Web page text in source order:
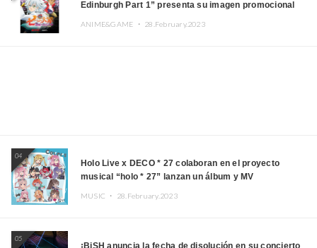
Edinburgh Part 1” presenta su imagen promocional
ANIME&GAME ・ 28.February.2023
04
Holo Live x DECO * 27 colaboran en el proyecto
musical “holo * 27” lanzan un álbum y MV
MUSIC ・ 28.February.2023
05
¡BiSH anuncia la fecha de disolución en su concierto